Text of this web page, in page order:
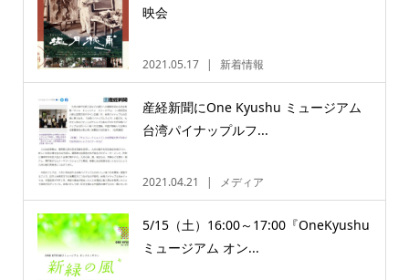
映会
2021.05.17 新着情報
産経新聞にOne Kyushu ミュージアム
台湾パイナップルフ...
2021.04.21 メディア
5/15（土）16:00～17:00『OneKyushu
ミュージアム オン...